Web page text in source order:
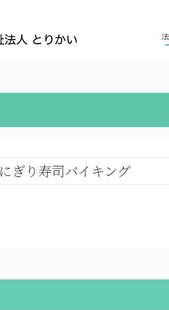
にぎり寿司バイキング